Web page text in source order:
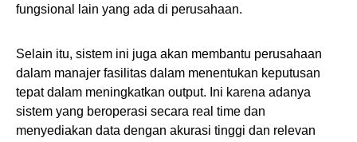
fungsional lain yang ada di perusahaan.
Selain itu, sistem ini juga akan membantu perusahaan
dalam manajer fasilitas dalam menentukan keputusan
tepat dalam meningkatkan output. Ini karena adanya
sistem yang beroperasi secara real time dan
menyediakan data dengan akurasi tinggi dan relevan